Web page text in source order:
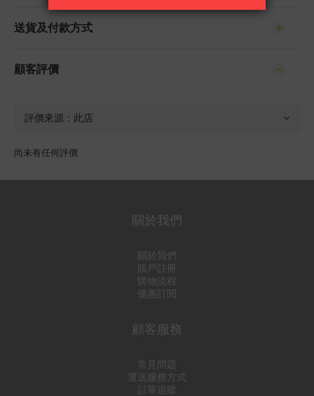
送貨及付款方式
顧客評價
尚未有任何評價
關於我們
關於我們
賬戶註冊
購物流程
優惠訂閱
顧客服務
常見問題
運送服務方式
訂單追蹤